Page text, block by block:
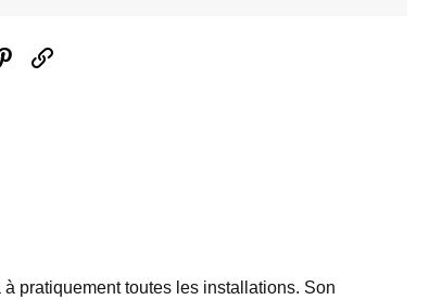
Email
pratiquement toutes les installations. Son